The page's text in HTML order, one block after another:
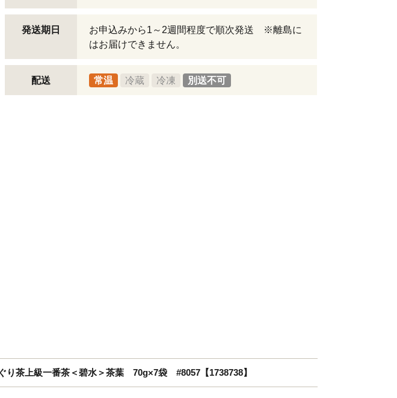
発送期日
お申込みから1～2週間程度で順次発送 ※離島に
はお届けできません。
配送 常温 冷蔵 冷凍 別送不可
ぐり茶上級一番茶＜碧水＞茶葉 70g×7袋 #8057【1738738】